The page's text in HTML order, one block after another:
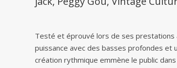
Testé et éprouvé lors de ses prestations
puissance avec des basses profondes
création rythmique emmène le public